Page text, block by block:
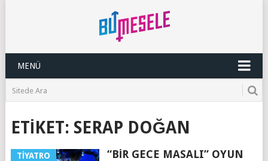
MENÜ
ETIKET: SERAP DOĞAN
TIYATRO
“BIR GECE MASALI” OYUN